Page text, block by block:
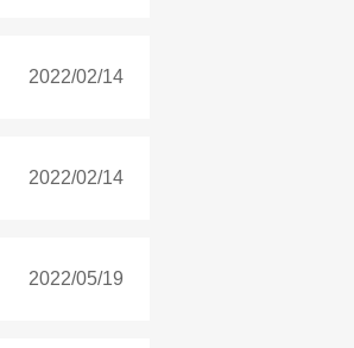
2022/02/14
2022/02/14
2022/05/19